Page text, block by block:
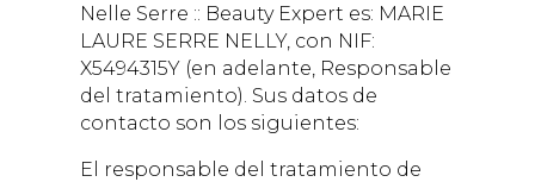
Nelle Serre :: Beauty Expert es: MARIE
LAURE SERRE NELLY, con NIF:
X5494315Y (en adelante, Responsable
del tratamiento). Sus datos de
contacto son los siguientes:
El responsable del tratamiento de